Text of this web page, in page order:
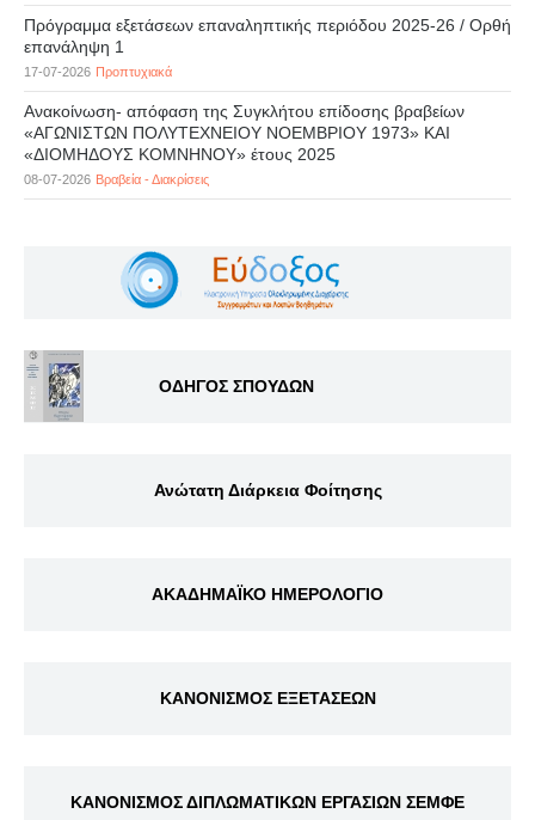
Πρόγραμμα εξετάσεων επαναληπτικής περιόδου 2025-26 / Ορθή
επανάληψη 1
17-07-2026 Προπτυχιακά
Ανακοίνωση- απόφαση της Συγκλήτου επίδοσης βραβείων
«ΑΓΩΝΙΣΤΩΝ ΠΟΛΥΤΕΧΝΕΙΟΥ ΝΟΕΜΒΡΙΟΥ 1973» ΚΑΙ
«ΔΙΟΜΗΔΟΥΣ ΚΟΜΝΗΝΟΥ» έτους 2025
08-07-2026 Βραβεία - Διακρίσεις
ΟΔΗΓΟΣ ΣΠΟΥΔΩΝ
Ανώτατη Διάρκεια Φοίτησης
ΑΚΑΔΗΜΑΪΚΟ ΗΜΕΡΟΛΟΓΙΟ
ΚΑΝΟΝΙΣΜΟΣ ΕΞΕΤΑΣΕΩΝ
ΚΑΝΟΝΙΣΜΟΣ ΔΙΠΛΩΜΑΤΙΚΩΝ ΕΡΓΑΣΙΩΝ ΣΕΜΦΕ